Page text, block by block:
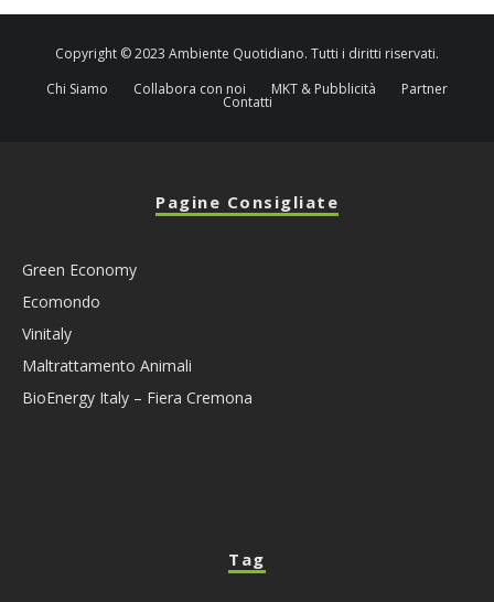
Copyright © 2023 Ambiente Quotidiano. Tutti i diritti riservati.
Chi Siamo
Collabora con noi MKT & Pubblicità Partner
Contatti
Pagine Consigliate
Green Economy
Ecomondo
Vinitaly
Maltrattamento Animali
BioEnergy Italy – Fiera Cremona
Tag